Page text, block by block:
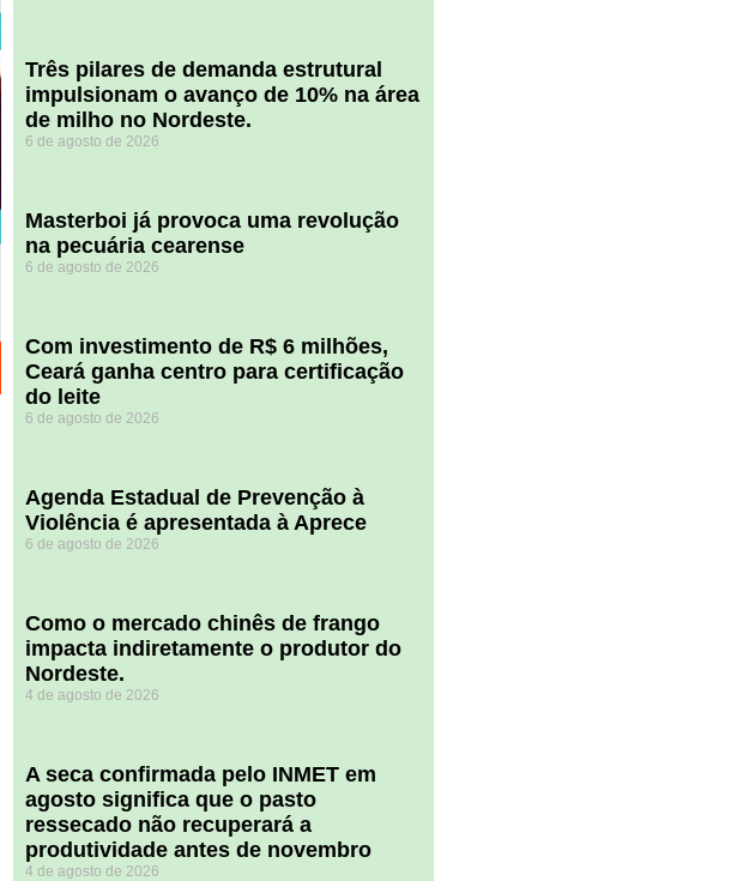
​Três pilares de demanda estrutural
impulsionam o avanço de 10% na área
de milho no Nordeste.
6 de agosto de 2026
Masterboi já provoca uma revolução
na pecuária cearense
6 de agosto de 2026
Com investimento de R$ 6 milhões,
Ceará ganha centro para certificação
do leite
6 de agosto de 2026
Agenda Estadual de Prevenção à
Violência é apresentada à Aprece
6 de agosto de 2026
​Como o mercado chinês de frango
impacta indiretamente o produtor do
Nordeste.
4 de agosto de 2026
A seca confirmada pelo INMET em
agosto significa que o pasto
ressecado não recuperará a
produtividade antes de novembro
4 de agosto de 2026